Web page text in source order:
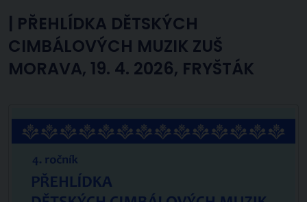
| PŘEHLÍDKA DĚTSKÝCH
CIMBÁLOVÝCH MUZIK ZUŠ
MORAVA, 19. 4. 2026, FRYŠTÁK